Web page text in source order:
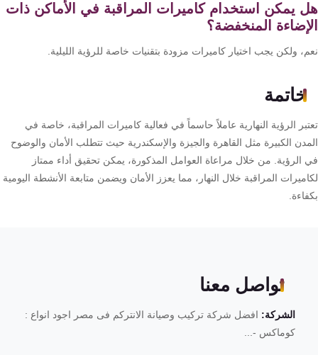
يمكن استخدام كاميرات المراقبة في الأماكن ذات
المنخفضة؟
ولكن يجب اختيار كاميرات مزودة بتقنيات خاصة للرؤية الليلية.
خاتمة
الرؤية النهارية عاملاً حاسماً في فعالية كاميرات المراقبة، خاصة في
الكبيرة مثل القاهرة والجيزة والإسكندرية حيث تتطلب الأمان والوضوح
الرؤية. من خلال مراعاة العوامل المذكورة، يمكن تحقيق أداء ممتاز
المراقبة خلال النهار، مما يعزز الأمان ويضمن متابعة الأنشطة اليومية
تواصل معنا
الشركة:افضل شركة تركيب وصيانة الانتركم فى مصر اجود انواع :
كوماكس -...